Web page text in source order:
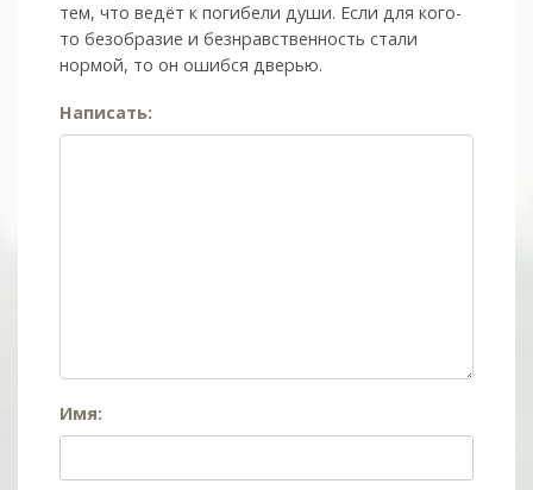
тем, что ведёт к погибели души. Если для кого-
то безобразие и безнравственность стали
нормой, то он ошибся дверью.
Написать:
Имя: